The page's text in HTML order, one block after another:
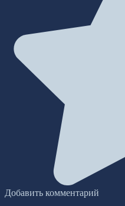
Добавить комментарий